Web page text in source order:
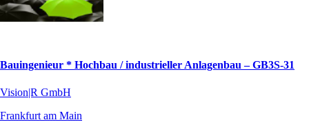
Bauingenieur * Hochbau / industrieller Anlagenbau – GB3S-31
Vision|R GmbH
Frankfurt am Main